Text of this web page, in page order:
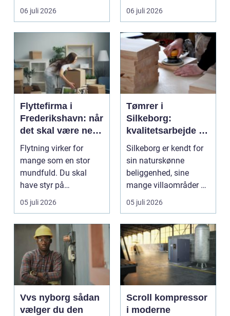
gul...
06 juli 2026 06 juli 2026
Flyttefirma i
Frederikshavn: når
det skal være nemt
at komme videre
Flytning virker for
mange som en stor
mundfuld. Du skal
have styr på
nedpakning, tunge
l&oslas...
05 juli 2026
Tømrer i
Silkeborg:
kvalitetsarbejde til
overkommelige
priser
Silkeborg er kendt for
sin naturskønne
beliggenhed, sine
mange villaområder og
en bland...
05 juli 2026
Vvs nyborg sådan
vælger du den
Scroll kompressor
i moderne